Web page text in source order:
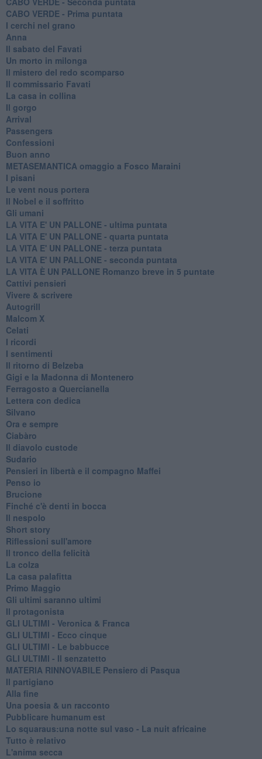
CABO VERDE - Prima puntata
I cerchi nel grano
Anna
Il sabato del Favati
Un morto in milonga
Il mistero del redo scomparso
Il commissario Favati
La casa in collina
Il gorgo
Arrival
Passengers
Confessioni
Buon anno
METASEMANTICA omaggio a Fosco Maraini
I pisani
Le vent nous portera
Il Nobel e il soffritto
Gli umani
LA VITA E' UN PALLONE - ultima puntata
LA VITA E' UN PALLONE - quarta puntata
LA VITA E' UN PALLONE - terza puntata
LA VITA E' UN PALLONE - seconda puntata
LA VITA È UN PALLONE Romanzo breve in 5 puntate
Cattivi pensieri
Vivere & scrivere
Autogrill
Malcom X
Celati
I ricordi
I sentimenti
Il ritorno di Belzeba
Gigi e la Madonna di Montenero
Ferragosto a Quercianella
Lettera con dedica
Silvano
Ora e sempre
Ciabàro
Il diavolo custode
Sudario
Pensieri in libertà e il compagno Maffei
Penso io
Brucione
Finché c'è denti in bocca
Il nespolo
Short story
Riflessioni sull'amore
Il tronco della felicità
La colza
La casa palafitta
Primo Maggio
Gli ultimi saranno ultimi
Il protagonista
GLI ULTIMI - Veronica & Franca
GLI ULTIMI - Ecco cinque
GLI ULTIMI - Le babbucce
GLI ULTIMI - Il senzatetto
MATERIA RINNOVABILE Pensiero di Pasqua
Il partigiano
Alla fine
Una poesia & un racconto
Pubblicare humanum est
Lo squaraus:una notte sul vaso - La nuit africaine
Tutto è relativo
L'anima secca